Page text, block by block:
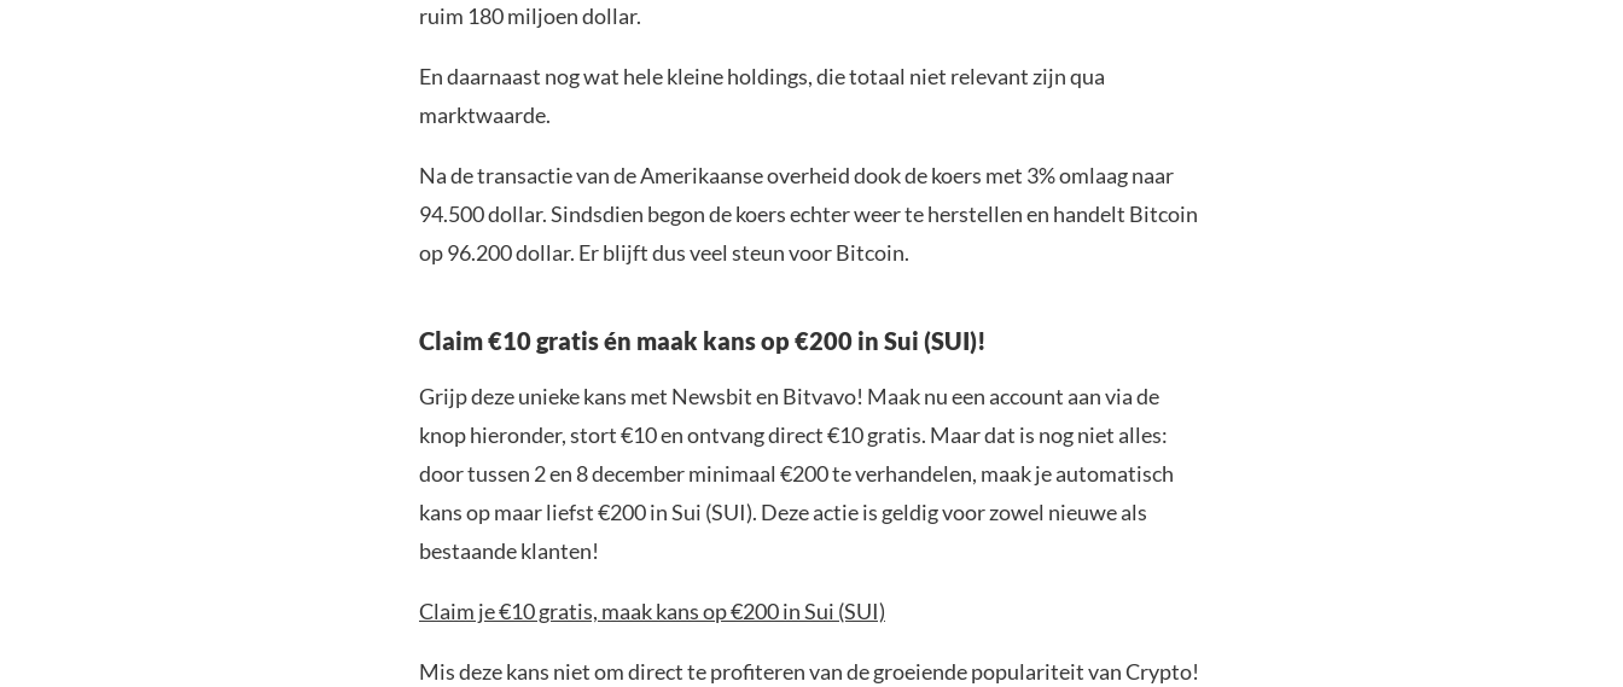
ruim 180 miljoen dollar.
En daarnaast nog wat hele kleine holdings, die totaal niet relevant zijn qua
marktwaarde.
Na de transactie van de Amerikaanse overheid dook de koers met 3% omlaag naar
94.500 dollar. Sindsdien begon de koers echter weer te herstellen en handelt Bitcoin
op 96.200 dollar. Er blijft dus veel steun voor Bitcoin.
Claim €10 gratis én maak kans op €200 in Sui (SUI)!
Grijp deze unieke kans met Newsbit en Bitvavo! Maak nu een account aan via de
knop hieronder, stort €10 en ontvang direct €10 gratis. Maar dat is nog niet alles:
door tussen 2 en 8 december minimaal €200 te verhandelen, maak je automatisch
kans op maar liefst €200 in Sui (SUI). Deze actie is geldig voor zowel nieuwe als
bestaande klanten!
Claim je €10 gratis, maak kans op €200 in Sui (SUI)
Mis deze kans niet om direct te profiteren van de groeiende populariteit van Crypto!